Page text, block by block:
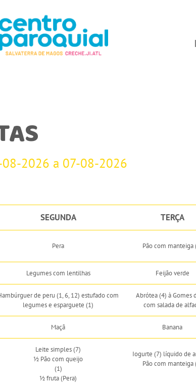
08-2026 a 07-08-2026
SEGUNDA TERÇA
Pera Pão com manteiga
Legumes com lentilhas Feijão verde
de peru (1, 6, 12) estufado com
legumes e esparguete (1)
Abrótea (4) à Gomes
com salada de
Maçã Banana
Leite simples (7)
½ Pão com queijo
(1)
½ fruta (Pera)
Iogurte (7) líquido de
Pão com manteiga